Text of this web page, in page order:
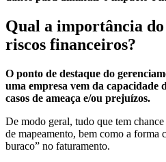
Qual a importância
riscos financeiros?
O ponto de destaque do
uma empresa vem da capacidade
casos de ameaça e/ou prejuízos.
De modo geral, tudo que tem
de mapeamento, bem como a forma
buraco” no faturamento.